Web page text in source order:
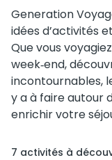
Generation
idées d’activités
Que vous
week‑end,
incontournables,
y a à faire autour
enrichir votre
7 activités à